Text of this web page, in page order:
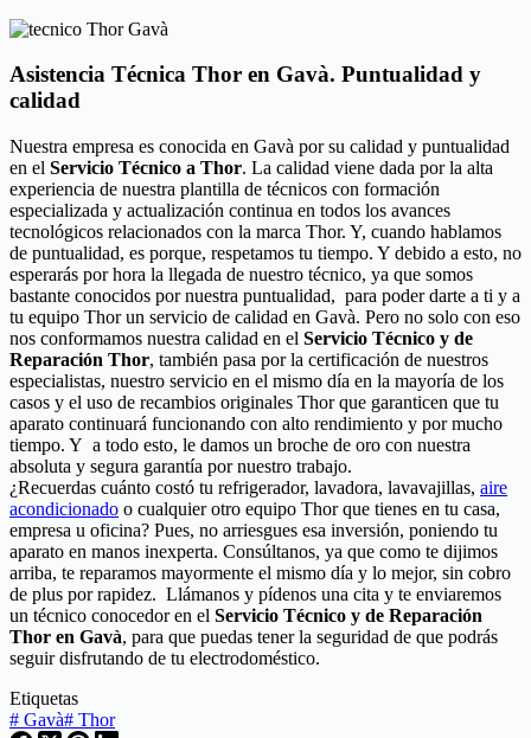
Asistencia Técnica Thor en Gavà. Puntualidad y
calidad
Nuestra empresa es conocida en Gavà por su calidad y puntualidad
en el Servicio Técnico a Thor. La calidad viene dada por la alta
experiencia de nuestra plantilla de técnicos con formación
especializada y actualización continua en todos los avances
tecnológicos relacionados con la marca Thor. Y, cuando hablamos
de puntualidad, es porque, respetamos tu tiempo. Y debido a esto, no
esperarás por hora la llegada de nuestro técnico, ya que somos
bastante conocidos por nuestra puntualidad, para poder darte a ti y a
tu equipo Thor un servicio de calidad en Gavà. Pero no solo con eso
nos conformamos nuestra calidad en el Servicio Técnico y de
Reparación Thor, también pasa por la certificación de nuestros
especialistas, nuestro servicio en el mismo día en la mayoría de los
casos y el uso de recambios originales Thor que garanticen que tu
aparato continuará funcionando con alto rendimiento y por mucho
tiempo. Y a todo esto, le damos un broche de oro con nuestra
absoluta y segura garantía por nuestro trabajo.
¿Recuerdas cuánto costó tu refrigerador, lavadora, lavavajillas, aire
acondicionado o cualquier otro equipo Thor que tienes en tu casa,
empresa u oficina? Pues, no arriesgues esa inversión, poniendo tu
aparato en manos inexperta. Consúltanos, ya que como te dijimos
arriba, te reparamos mayormente el mismo día y lo mejor, sin cobro
de plus por rapidez. Llámanos y pídenos una cita y te enviaremos
un técnico conocedor en el Servicio Técnico y de Reparación
Thor en Gavà, para que puedas tener la seguridad de que podrás
seguir disfrutando de tu electrodoméstico.
Etiquetas
# Gavà# Thor